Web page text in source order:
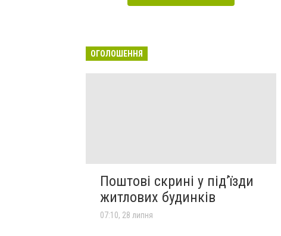
ОГОЛОШЕННЯ
Поштові скрині у під’їзди
житлових будинків
07:10, 28 липня